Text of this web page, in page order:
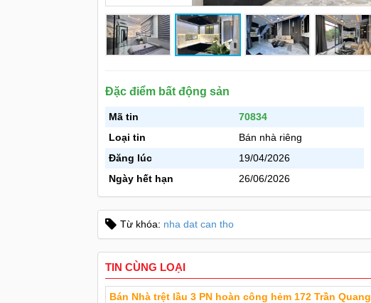
Đặc điểm bất động sản
Mã tin
70834
Loại tin
Bán nhà riêng
Đăng lúc
19/04/2026
Ngày hết hạn
26/06/2026
Từ khóa: nha dat can tho
TIN CÙNG LOẠI
Bán Nhà trệt lầu 3 PN hoàn công hẻm 172 Trần Quang